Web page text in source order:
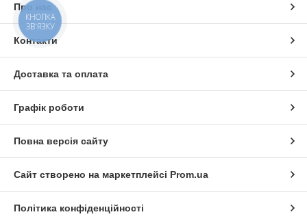
Про нас
Контакти
Доставка та оплата
Графік роботи
Повна версія сайту
Сайт створено на маркетплейсі Prom.ua
Політика конфіденційності
КНОПКА
ЗВ'ЯЗКУ